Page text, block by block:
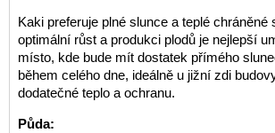
Kaki preferuje plné slunce a teplé chráněné
optimální růst a produkci plodů je nejlepší
místo, kde bude mít dostatek přímého
během celého dne, ideálně u jižní zdi
dodatečné teplo a ochranu.
Půda: